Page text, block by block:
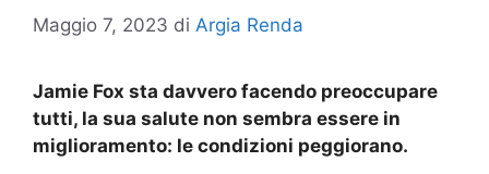
Maggio 7, 2023 di Argia Renda
Jamie Fox sta davvero facendo preoccupare
tutti, la sua salute non sembra essere in
miglioramento: le condizioni peggiorano.